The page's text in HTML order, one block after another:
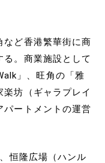
など香港繁華街に商
。商業施設として
」、旺角の「雅
坊（ギャラプレイ
パートメントの運営
恒隆広場（ハンル